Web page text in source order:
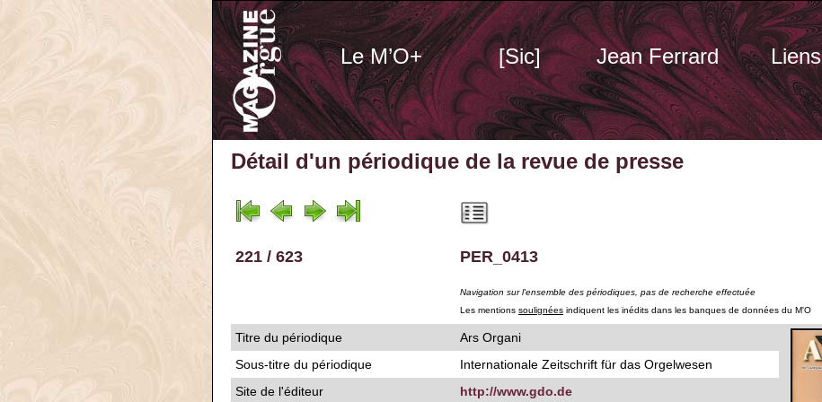
Le M’O+ [Sic] Jean Ferrard Liens
Détail d'un périodique de la revue de presse
221 / 623 PER_0413
Navigation sur l'ensemble des périodiques, pas de recherche effectuée
Les mentions soulignées indiquent les inédits dans les banques de données du M'O
Titre du périodique
Ars Organi
Sous-titre du périodique
Internationale Zeitschrift für das Orgelwesen
Site de l'éditeur
http://www.gdo.de